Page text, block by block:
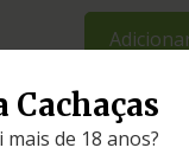
Cachaças
de 18 anos?
40.00